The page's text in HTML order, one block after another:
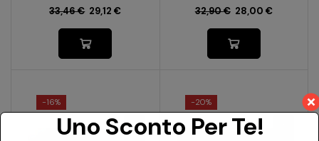
33,46€ 29,12€ 32,90€ 28,00 €
-16% -20%
Uno Sconto Per Te!